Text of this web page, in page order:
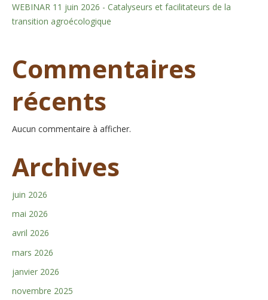
WEBINAR 11 juin 2026 - Catalyseurs et facilitateurs de la
transition agroécologique
Commentaires
récents
Aucun commentaire à afficher.
Archives
juin 2026
mai 2026
avril 2026
mars 2026
janvier 2026
novembre 2025